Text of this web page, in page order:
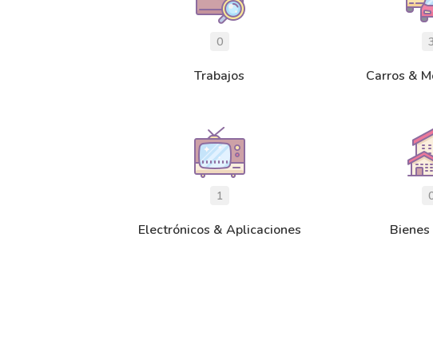
0
Trabajos
3
Carros &
1
Electrónicos & Aplicaciones Bienes